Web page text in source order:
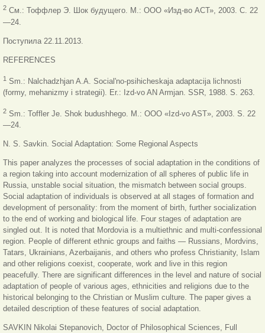
2 См.: Тоффлер Э. Шок будущего. М.: ООО «Изд-во АСТ», 2003. С. 22
—24.
Поступила 22.11.2013.
REFERENCES
1 Sm.: Nalchadzhjan A.A. Social'no-psihicheskaja adaptacija lichnosti
(formy, mehanizmy i strategii). Er.: Izd-vo AN Armjan. SSR, 1988. S. 263.
2 Sm.: Toffler Je. Shok budushhego. M.: OOO «Izd-vo AST», 2003. S. 22
—24.
N. S. Savkin. Social Adaptation: Some Regional Aspects
This paper analyzes the processes of social adaptation in the conditions of
a region taking into account modernization of all spheres of public life in
Russia, unstable social situation, the mismatch between social groups.
Social adaptation of individuals is observed at all stages of formation and
development of personality: from the moment of birth, further socialization
to the end of working and biological life. Four stages of adaptation are
singled out. It is noted that Mordovia is a multiethnic and multi-confessional
region. People of different ethnic groups and faiths — Russians, Mordvins,
Tatars, Ukrainians, Azerbaijanis, and others who profess Christianity, Islam
and other religions coexist, cooperate, work and live in this region
peacefully. There are significant differences in the level and nature of social
adaptation of people of various ages, ethnicities and religions due to the
historical belonging to the Christian or Muslim culture. The paper gives a
detailed description of these features of social adaptation.
SAVKIN Nikolai Stepanovich, Doctor of Philosophical Sciences, Full